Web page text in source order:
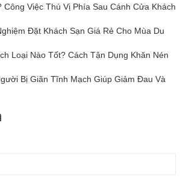
Công Việc Thú Vị Phía Sau Cánh Cửa Khách
Đặt Khách Sạn Giá Rẻ Cho Mùa Du
Loại Nào Tốt? Cách Tận Dụng Khăn Nén
Bị Giãn Tĩnh Mạch Giúp Giảm Đau Và